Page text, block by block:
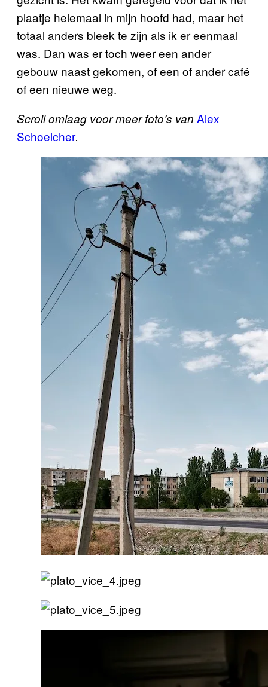
plaatje helemaal in mijn hoofd had, maar het
totaal anders bleek te zijn als ik er eenmaal
was. Dan was er toch weer een ander
gebouw naast gekomen, of een of ander café
of een nieuwe weg.
Scroll omlaag voor meer foto’s van Alex
Schoelcher.